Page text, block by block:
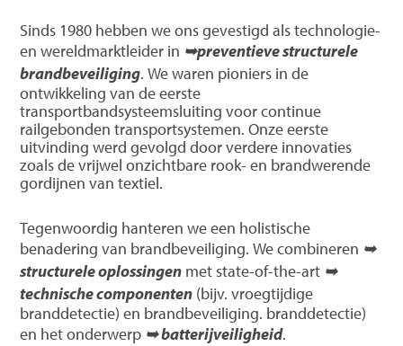
Sinds 1980 hebben we ons gevestigd als technologie-
en wereldmarktleider in ➥preventieve structurele
brandbeveiliging. We waren pioniers in de
ontwikkeling van de eerste
transportbandsysteemsluiting voor continue
railgebonden transportsystemen. Onze eerste
uitvinding werd gevolgd door verdere innovaties
zoals de vrijwel onzichtbare rook- en brandwerende
gordijnen van textiel.
Tegenwoordig hanteren we een holistische
benadering van brandbeveiliging. We combineren ➥
structurele oplossingen met state-of-the-art ➥
technische componenten (bijv. vroegtijdige
branddetectie) en brandbeveiliging. branddetectie)
en het onderwerp ➥ batterijveiligheid.